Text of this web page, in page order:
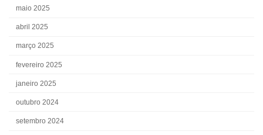
maio 2025
abril 2025
março 2025
fevereiro 2025
janeiro 2025
outubro 2024
setembro 2024